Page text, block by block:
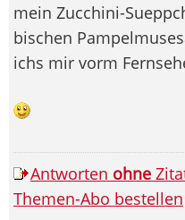
mein Zucchini-
bischen
ichs mir vorm
Antworten ohne
Themen-Abo bestellen